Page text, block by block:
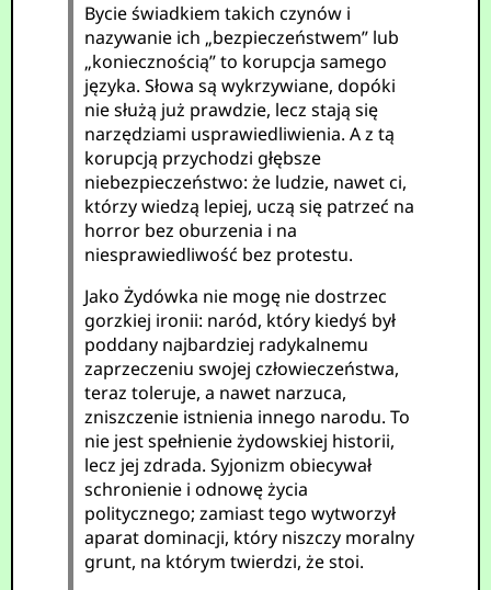
Bycie świadkiem takich czynów i
nazywanie ich „bezpieczeństwem” lub
„koniecznością” to korupcja samego
języka. Słowa są wykrzywiane, dopóki
nie służą już prawdzie, lecz stają się
narzędziami usprawiedliwienia. A z tą
korupcją przychodzi głębsze
niebezpieczeństwo: że ludzie, nawet ci,
którzy wiedzą lepiej, uczą się patrzeć na
horror bez oburzenia i na
niesprawiedliwość bez protestu.
Jako Żydówka nie mogę nie dostrzec
gorzkiej ironii: naród, który kiedyś był
poddany najbardziej radykalnemu
zaprzeczeniu swojej człowieczeństwa,
teraz toleruje, a nawet narzuca,
zniszczenie istnienia innego narodu. To
nie jest spełnienie żydowskiej historii,
lecz jej zdrada. Syjonizm obiecywał
schronienie i odnowę życia
politycznego; zamiast tego wytworzył
aparat dominacji, który niszczy moralny
grunt, na którym twierdzi, że stoi.